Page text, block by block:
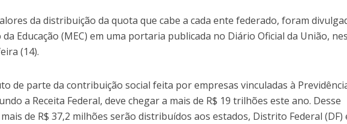
da distribuição da quota que cabe a cada ente federado, foram
Educação (MEC) em uma portaria publicada no Diário Oficial da União,
(14).
de parte da contribuição social feita por empresas vinculadas à
a Receita Federal, deve chegar a mais de R$ 19 trilhões este ano. Desse
de R$ 37,2 milhões serão distribuídos aos estados, Distrito Federal (DF)